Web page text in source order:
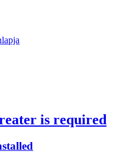
is required